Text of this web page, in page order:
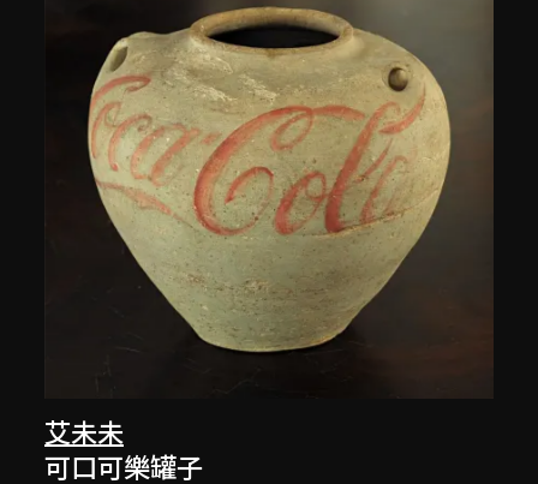
艾未未
可口可樂罐子